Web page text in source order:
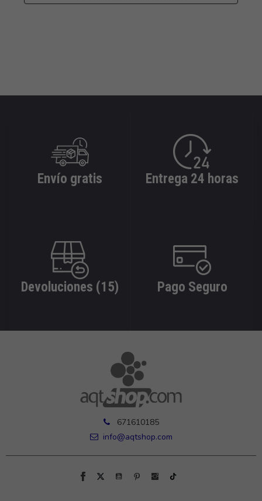
Envío gratis Entrega 24 horas
Devoluciones (15) Pago Seguro
671610185
info@aqtshop.com